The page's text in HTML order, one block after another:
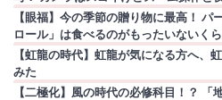
【眼福】今の季節の贈り物に最高！ パ
ロール」は食べるのがもったいないく
【虹龍の時代】虹龍が気になる方へ、
みた
【二極化】風の時代の必修科目！？